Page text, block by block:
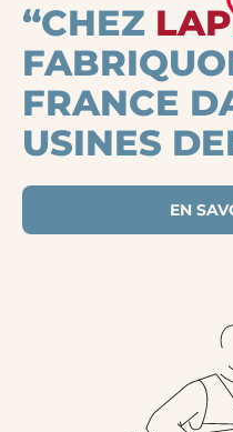
“CHEZ
FRANCE
USINES
EN